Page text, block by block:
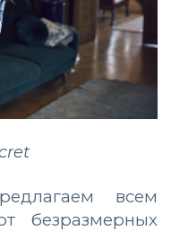
всем
безразмерных